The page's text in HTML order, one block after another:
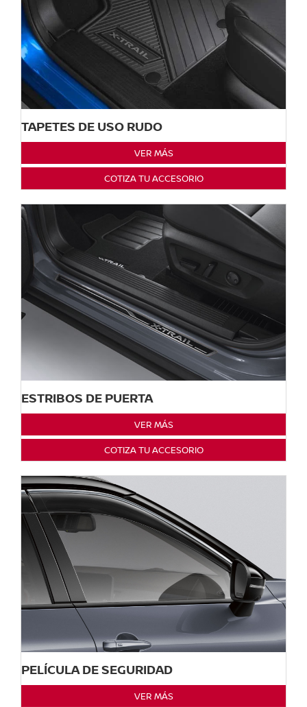
TAPETES DE USO RUDO
VER MÁS
COTIZA TU ACCESORIO
ESTRIBOS DE PUERTA
VER MÁS
COTIZA TU ACCESORIO
PELÍCULA DE SEGURIDAD
VER MÁS